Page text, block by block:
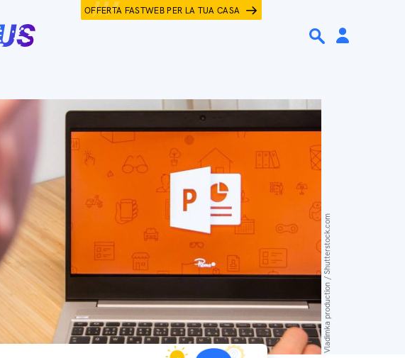
OFFERTA FASTWEB PER LA TUA CASA
Vladimka production / Shutterstock.com